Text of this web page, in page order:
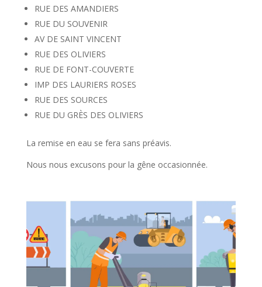
RUE DES AMANDIERS
RUE DU SOUVENIR
AV DE SAINT VINCENT
RUE DES OLIVIERS
RUE DE FONT-COUVERTE
IMP DES LAURIERS ROSES
RUE DES SOURCES
RUE DU GRÈS DES OLIVIERS
La remise en eau se fera sans préavis.
Nous nous excusons pour la gêne occasionnée.